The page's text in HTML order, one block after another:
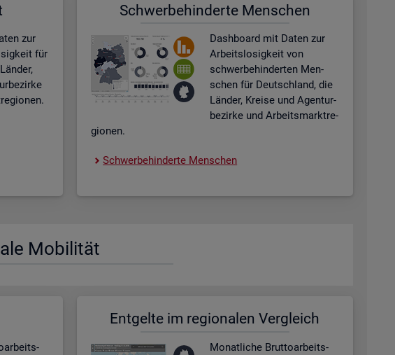
zur
für
Schwer­be­hin­der­te Men­schen
Dash­board mit Daten zur
Ar­beits­lo­sig­keit von
schwer­be­hin­der­ten Men­
schen für Deutsch­land, die
Län­der, Krei­se und Agen­tur­
be­zir­ke und Ar­beits­markt­re­
gio­nen.
Schwer­be­hin­der­te Men­schen
Mo­bi­li­tät
Ent­gel­te im re­gio­na­len Ver­gleich
Mo­nat­li­che Brut­to­ar­beits­